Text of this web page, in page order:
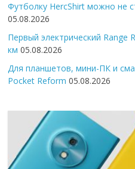
Футболку HercShirt можно не
05.08.2026
Первый электрический Range
км 05.08.2026
Для планшетов, мини-ПК и
Pocket Reform 05.08.2026